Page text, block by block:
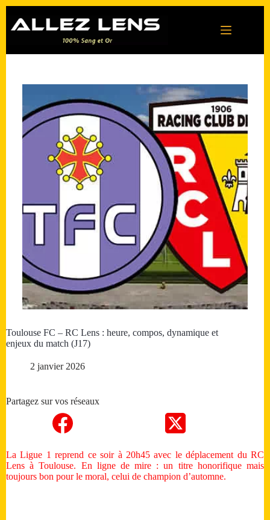
contenu
Toulouse FC – RC Lens : heure, compos, dynamique et
enjeux du match (J17)
2 janvier 2026
Partagez sur vos réseaux
La Ligue 1 reprend ce soir à 20h45 avec le déplacement du RC
Lens à Toulouse. En ligne de mire : un titre honorifique mais
toujours bon pour le moral, celui de champion d’automne.